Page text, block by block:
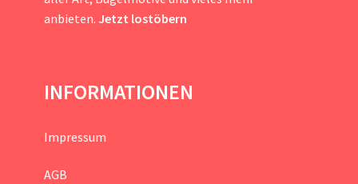
anbieten. Jetzt lostöbern
INFORMATIONEN
Impressum
AGB